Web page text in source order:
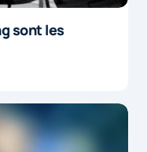
sont les